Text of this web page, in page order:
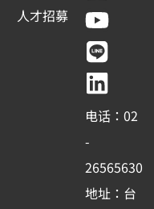
人才招募
a
c
e
b
o
o
k
-
o
u
t
u
b
e
i
n
e
i
n
k
e
d
i
n
电话：02
-
26565630
地址：台